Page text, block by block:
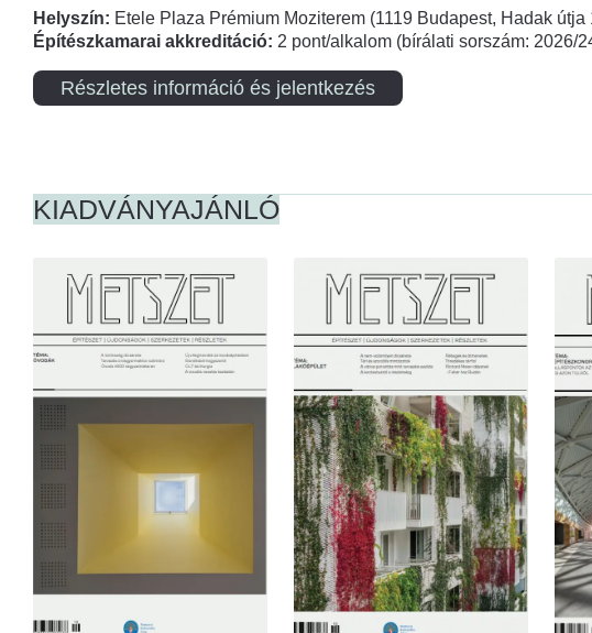
Helyszín: Etele Plaza Prémium Moziterem (1119 Budapest, Hadak útja
Építészkamarai akkreditáció: 2 pont/alkalom (bírálati sorszám: 2026/
Részletes információ és jelentkezés
KIADVÁNYAJÁNLÓ